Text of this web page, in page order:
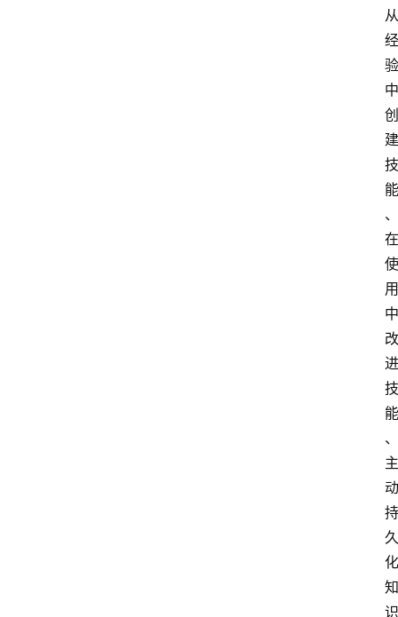
从
经
验
中
创
建
技
能
、
在
使
用
中
改
进
技
能
、
主
动
持
久
化
知
识